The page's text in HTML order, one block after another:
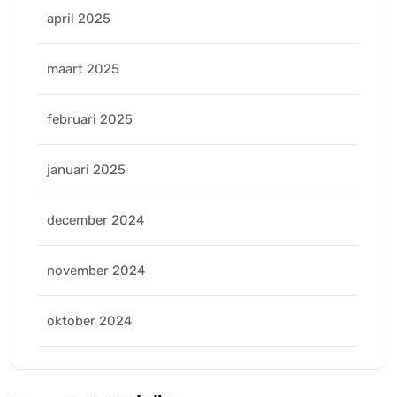
april 2025
maart 2025
februari 2025
januari 2025
december 2024
november 2024
oktober 2024